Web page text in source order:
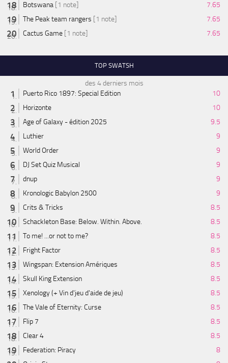
Botswana [1 note]
7.65
The Peak team rangers [1 note]
7.65
Cactus Game [1 note] 7.65
TOP SWATSH
des 4 derniers mois
Puerto Rico 1897: Special Edition
10
Horizonte
10
Age of Galaxy - édition 2025
9.5
Luthier
9
World Order
9
DJ Set Quiz Musical
9
dnup
9
Kronologic Babylon 2500
9
Crits & Tricks
8.5
Schackleton Base: Below. Within. Above.
8.5
To me! ...or not to me?
8.5
Fright Factor
8.5
Wingspan: Extension Amériques
8.5
Skull King Extension
8.5
Xenology (+ Vin d'jeu d'aide de jeu)
8.5
The Vale of Eternity: Curse
8.5
Flip 7
8.5
Clear 4
8.5
Federation: Piracy
8